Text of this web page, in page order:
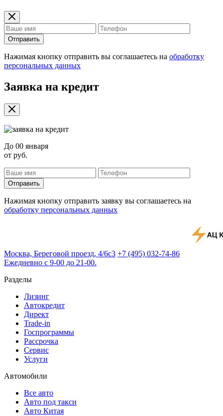
Отправить
Нажимая кнопку отправить вы соглашаетесь на обработку
персональных данных
Заявка на кредит
До 00 января
от руб.
Отправить
Нажимая кнопку отправить заявку вы соглашаетесь на
обработку персональных данных
Москва, Береговой проезд, 4/6с3 +7 (495) 032-74-86
Ежедневно с 9-00 до 21-00.
Разделы
Лизинг
Автокредит
Директ
Trade-in
Госпрограммы
Рассрочка
Сервис
Услуги
Автомобили
Все авто
Авто под такси
Авто Китая